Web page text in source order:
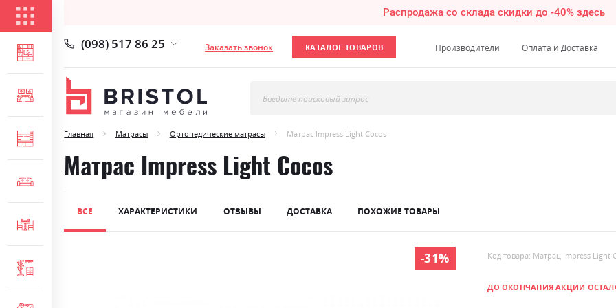
Распродажа со склада скидки до -40%здесь
ГОСТИНАЯ
СПАЛЬНЯ
ДЕТСКАЯ
МЯГКАЯ МЕБЕЛЬ
(098) 517 86 25 Заказать звонок КАТАЛОГ ТОВАРОВ Производители Оплата и Доставка
Введите поисковый запрос
Главная Матрасы Ортопедические матрасы Матрас Impress Light Cocos
Матрас Impress Light Cocos
ВСЕ ХАРАКТЕРИСТИКИ ОТЗЫВЫ ДОСТАВКА ПОХОЖИЕ ТОВАРЫ
-31% Код товара: Матрац Impress Light
ДО ОКОНЧАНИЯ АКЦИИ